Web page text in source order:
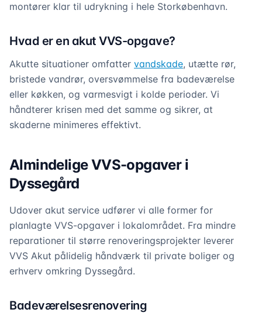
montører klar til udrykning i hele Storkøbenhavn.
Hvad er en akut VVS-opgave?
Akutte situationer omfatter vandskade, utætte rør,
bristede vandrør, oversvømmelse fra badeværelse
eller køkken, og varmesvigt i kolde perioder. Vi
håndterer krisen med det samme og sikrer, at
skaderne minimeres effektivt.
Almindelige VVS-opgaver i
Dyssegård
Udover akut service udfører vi alle former for
planlagte VVS-opgaver i lokalområdet. Fra mindre
reparationer til større renoveringsprojekter leverer
VVS Akut pålidelig håndværk til private boliger og
erhverv omkring Dyssegård.
Badeværelsesrenovering